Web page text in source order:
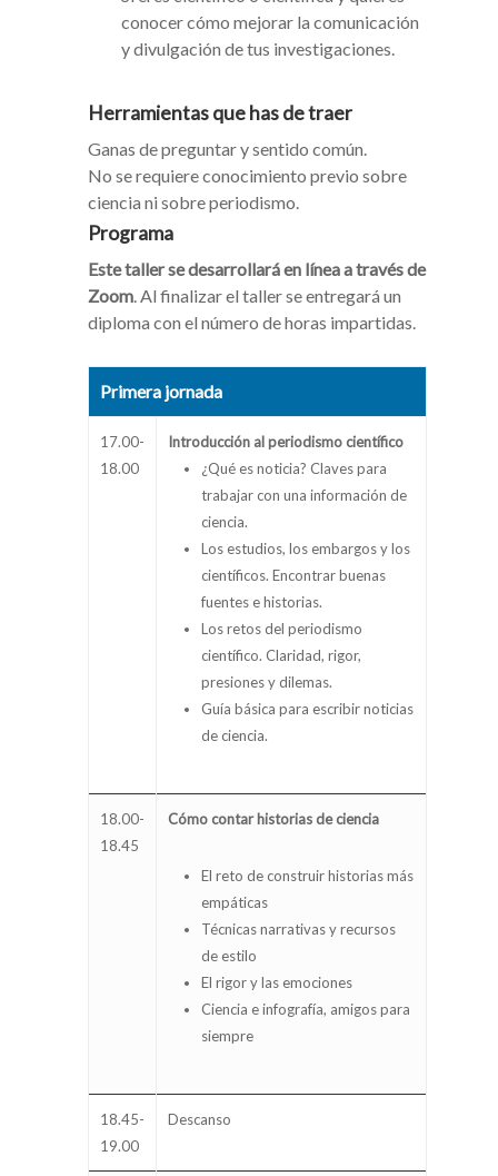
conocer cómo mejorar la comunicación
y divulgación de tus investigaciones.
Herramientas que has de traer
Ganas de preguntar y sentido común.
No se requiere conocimiento previo sobre
ciencia ni sobre periodismo.
Programa
Este taller se desarrollará en línea a través de
Zoom. Al finalizar el taller se entregará un
diploma con el número de horas impartidas.
Primera jornada
17.00-
18.00
Introducción al periodismo científico
¿Qué es noticia? Claves para
trabajar con una información de
ciencia.
Los estudios, los embargos y los
científicos. Encontrar buenas
fuentes e historias.
Los retos del periodismo
científico. Claridad, rigor,
presiones y dilemas.
Guía básica para escribir noticias
de ciencia.
18.00-
18.45
Cómo contar historias de ciencia
El reto de construir historias más
empáticas
Técnicas narrativas y recursos
de estilo
El rigor y las emociones
Ciencia e infografía, amigos para
siempre
18.45-
19.00
Descanso